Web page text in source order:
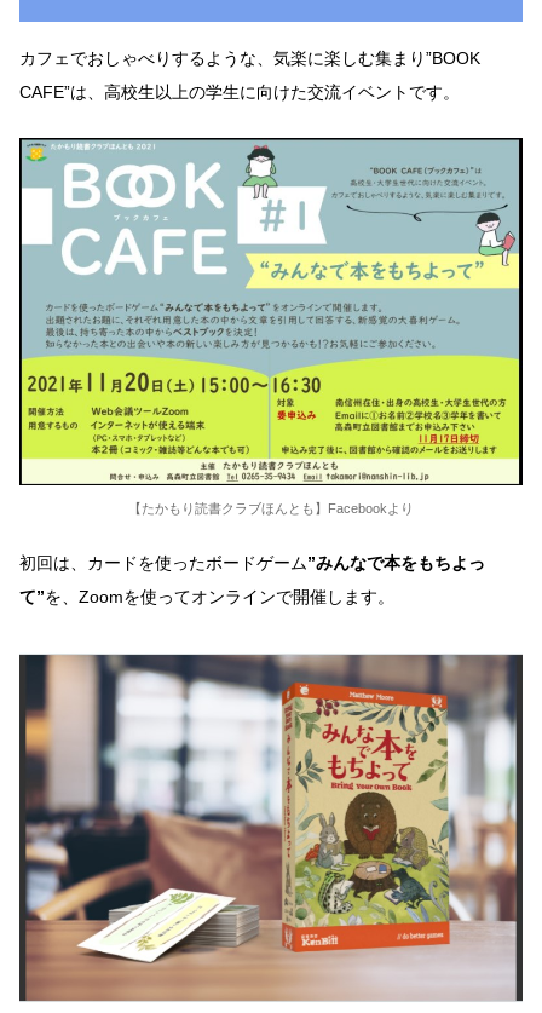
カフェでおしゃべりするような、気楽に楽しむ集まり”BOOK
CAFE”は、高校生以上の学生に向けた交流イベントです。
【たかもり読書クラブほんとも】Facebookより
初回は、カードを使ったボードゲーム”みんなで本をもちよっ
て”を、Zoomを使ってオンラインで開催します。